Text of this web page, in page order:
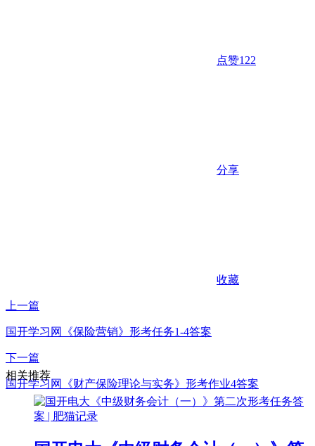
点赞122
分享
收藏
上一篇
国开学习网《保险营销》形考任务1-4答案
下一篇
国开学习网《财产保险理论与实务》形考作业4答案
相关推荐